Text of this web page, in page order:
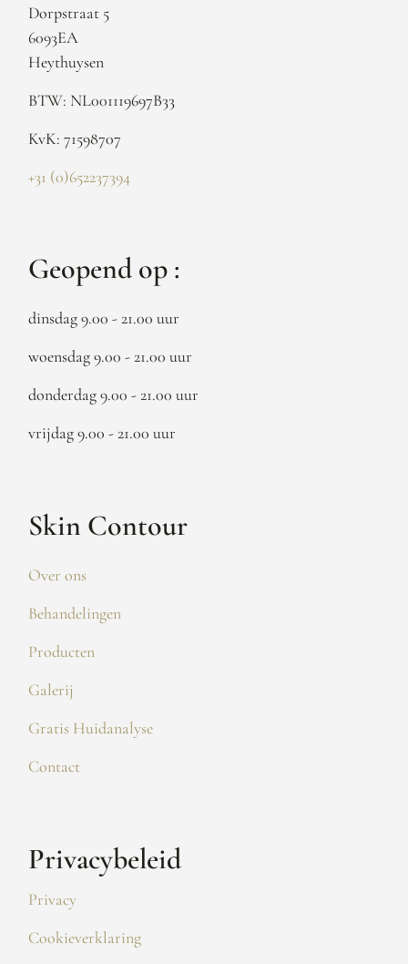
Dorpstraat 5
6093EA
Heythuysen
BTW: NL001119697B33
KvK: 71598707
+31 (0)652237394
Geopend op :
dinsdag 9.00 - 21.00 uur
woensdag 9.00 - 21.00 uur
donderdag 9.00 - 21.00 uur
vrijdag 9.00 - 21.00 uur
Skin Contour
Over ons
Behandelingen
Producten
Galerij
Gratis Huidanalyse
Contact
Privacybeleid
Privacy
Cookieverklaring